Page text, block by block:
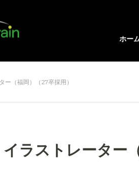
ホー
ー（福岡）（27卒採用）
イラストレーター